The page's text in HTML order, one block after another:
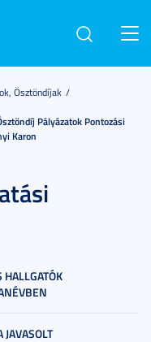
Ösztöndíjak
Pályázatok Pontozási
Karon
HALLGATÓK
JAVASOLT